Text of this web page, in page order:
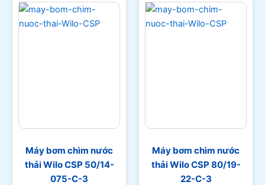
Máy bơm chìm nước
thải Wilo CSP 50/14-
075-C-3
Máy bơm chìm nước
thải Wilo CSP 80/19-
22-C-3